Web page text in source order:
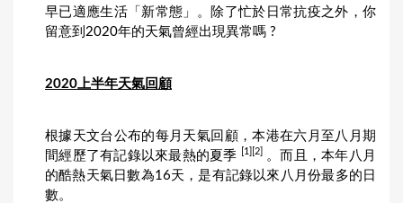
早已適應生活「新常態」。除了忙於日常抗疫之外，你
留意到2020年的天氣曾經出現異常嗎 ?
2020上半年天氣回顧
根據天文台公布的每月天氣回顧，本港在六月至八月期
間經歷了有記錄以來最熱的夏季
[1][2] 。而且，本年八月
的酷熱天氣日數為16天，是有記錄以來八月份最多的日
數。